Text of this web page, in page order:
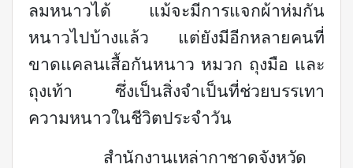
ลมหนาวได้ แม้จะมีการแจกผ้าห่มกัน
หนาวไปบ้างแล้ว แต่ยังมีอีกหลายคนที่
ขาดแคลนเสื้อกันหนาว หมวก ถุงมือ และ
ถุงเท้า ซึ่งเป็นสิ่งจำเป็นที่ช่วยบรรเทา
ความหนาวในชีวิตประจำวัน
สำนักงานเหล่ากาชาดจังหวัด